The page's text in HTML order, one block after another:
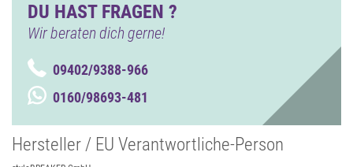
DU HAST FRAGEN ?
Wir beraten dich gerne!
09402/9388-966
0160/98693-481
Hersteller / EU Verantwortliche-Person